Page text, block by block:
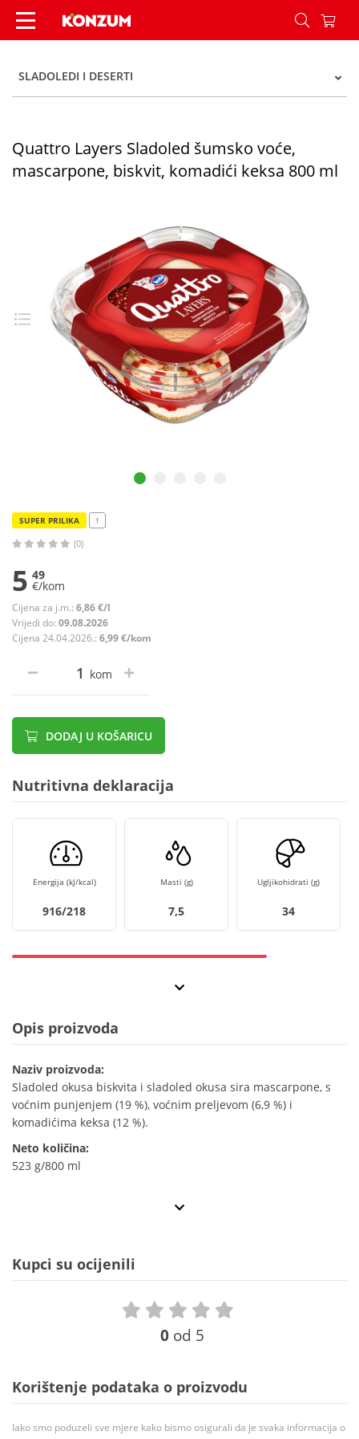
Quattro Layers Sladoled šumsko voće,
SLADOLEDI I DESERTI
Quattro Layers Sladoled šumsko voće,
mascarpone, biskvit, komadići keksa 800 ml
SUPER PRILIKA !
(0)
5 49
€/kom
Cijena za j.m.: 6,86 €/l
Vrijedi do: 09.08.2026
Cijena 24.04.2026.: 6,99 €/kom
kom
DODAJ U KOŠARICU
Nutritivna deklaracija
Energija (kJ/kcal)
916/218
Masti (g)
7,5
Ugljikohidrati (g)
34
Opis proizvoda
Naziv proizvoda:
Sladoled okusa biskvita i sladoled okusa sira mascarpone, s
voćnim punjenjem (19 %), voćnim preljevom (6,9 %) i
komadićima keksa (12 %).
Neto količina:
523 g/800 ml
Kupci su ocijenili
0 od 5
Korištenje podataka o proizvodu
Iako smo poduzeli sve mjere kako bismo osigurali da je svaka informacija o